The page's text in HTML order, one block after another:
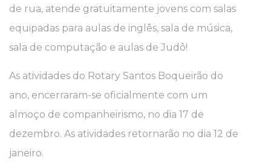
de rua, atende gratuitamente jovens com salas
equipadas para aulas de inglês, sala de música,
sala de computação e aulas de Judô!
As atividades do Rotary Santos Boqueirão do
ano, encerraram-se oficialmente com um
almoço de companheirismo, no dia 17 de
dezembro. As atividades retornarão no dia 12 de
janeiro.